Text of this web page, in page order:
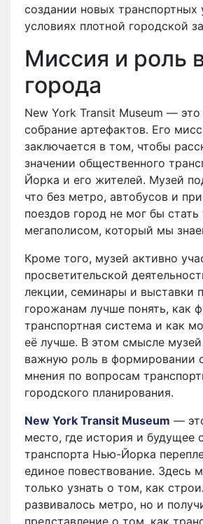
создании новых транспортных
условиях плотной городской
Миссия и роль
города
New York Transit Museum — это
собрание артефактов. Его
заключается в том, чтобы
значении общественного
Йорка и его жителей. Музей
что без метро, автобусов и
поездов город не мог бы стать
мегаполисом, который мы
Кроме того, музей активно
просветительской
лекции, семинары и выставки
горожанам лучше понять, как
транспортная система и как
её лучше. В этом смысле музей
важную роль в формировании
мнения по вопросам
городского планирования.
New York Transit Museum —
место, где история и будущее
транспорта Нью-Йорка
единое повествование. Здесь
только узнать о том, как
развивалось метро, но и
представление о том, как